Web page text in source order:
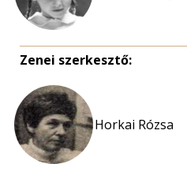
Zenei szerkesztő:
Horkai Rózsa